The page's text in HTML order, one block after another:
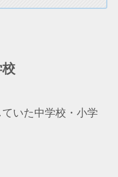
いた中学校・小学